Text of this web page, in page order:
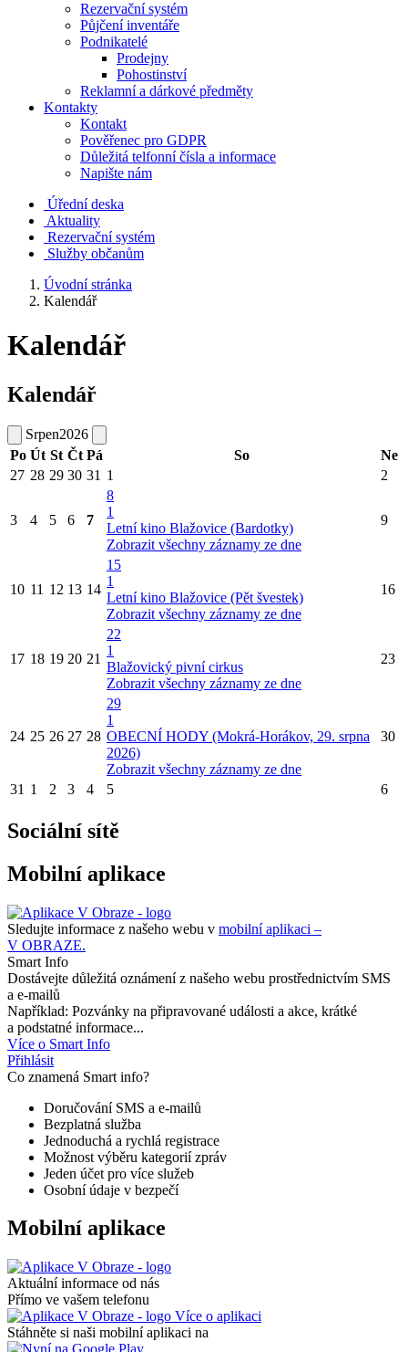
Rezervační systém
Půjčení inventáře
Podnikatelé
Prodejny
Pohostinství
Reklamní a dárkové předměty
Kontakty
Kontakt
Pověřenec pro GDPR
Důležitá telfonní čísla a informace
Napište nám
Úřední deska
Aktuality
Rezervační systém
Služby občanům
Úvodní stránka
Kalendář
Kalendář
Kalendář
Srpen2026
Po Út St Čt Pá So
Ne
27 28 29 30 31 1 2
3 4 5 6 7
8
1
Letní kino Blažovice (Bardotky)
Zobrazit všechny záznamy ze dne
9
10 11 12 13 14
15
1
Letní kino Blažovice (Pět švestek)
Zobrazit všechny záznamy ze dne
16
17 18 19 20 21
22
1
Blažovický pivní cirkus
Zobrazit všechny záznamy ze dne
23
24 25 26 27 28
29
1
OBECNÍ HODY (Mokrá-Horákov, 29. srpna
2026)
Zobrazit všechny záznamy ze dne
30
31 1 2 3 4 5 6
Sociální sítě
Mobilní aplikace
Sledujte informace z našeho webu v mobilní aplikaci –
V OBRAZE.
Smart Info
Dostávejte důležitá oznámení z našeho webu prostřednictvím SMS
a e-mailů
Například: Pozvánky na připravované události a akce, krátké
a podstatné informace...
Více o Smart Info
Přihlásit
Co znamená Smart info?
Doručování SMS a e-mailů
Bezplatná služba
Jednoduchá a rychlá registrace
Možnost výběru kategorií zpráv
Jeden účet pro více služeb
Osobní údaje v bezpečí
Mobilní aplikace
Aktuální informace od nás
Přímo ve vašem telefonu
Více o aplikaci
Stáhněte si naši mobilní aplikaci na